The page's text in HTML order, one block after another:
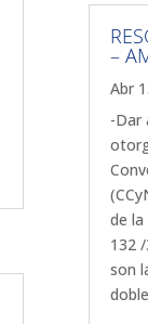
–
Abr
-Dar
de la
132
son